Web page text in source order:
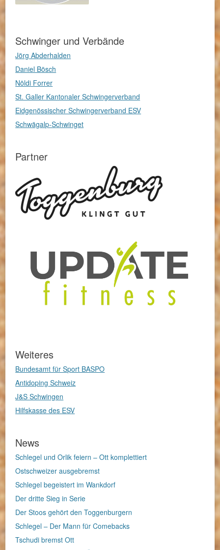
Schwinger und Verbände
Jörg Abderhalden
Daniel Bösch
Nöldi Forrer
St. Galler Kantonaler Schwingerverband
Eidgenössischer Schwingerverband ESV
Schwägalp-Schwinget
Partner
Weiteres
Bundesamt für Sport BASPO
Antidoping Schweiz
J&S Schwingen
Hilfskasse des ESV
News
Schlegel und Orlik feiern – Ott komplettiert
Ostschweizer ausgebremst
Schlegel begeistert im Wankdorf
Der dritte Sieg in Serie
Der Stoos gehört den Toggenburgern
Schlegel – Der Mann für Comebacks
Tschudi bremst Ott